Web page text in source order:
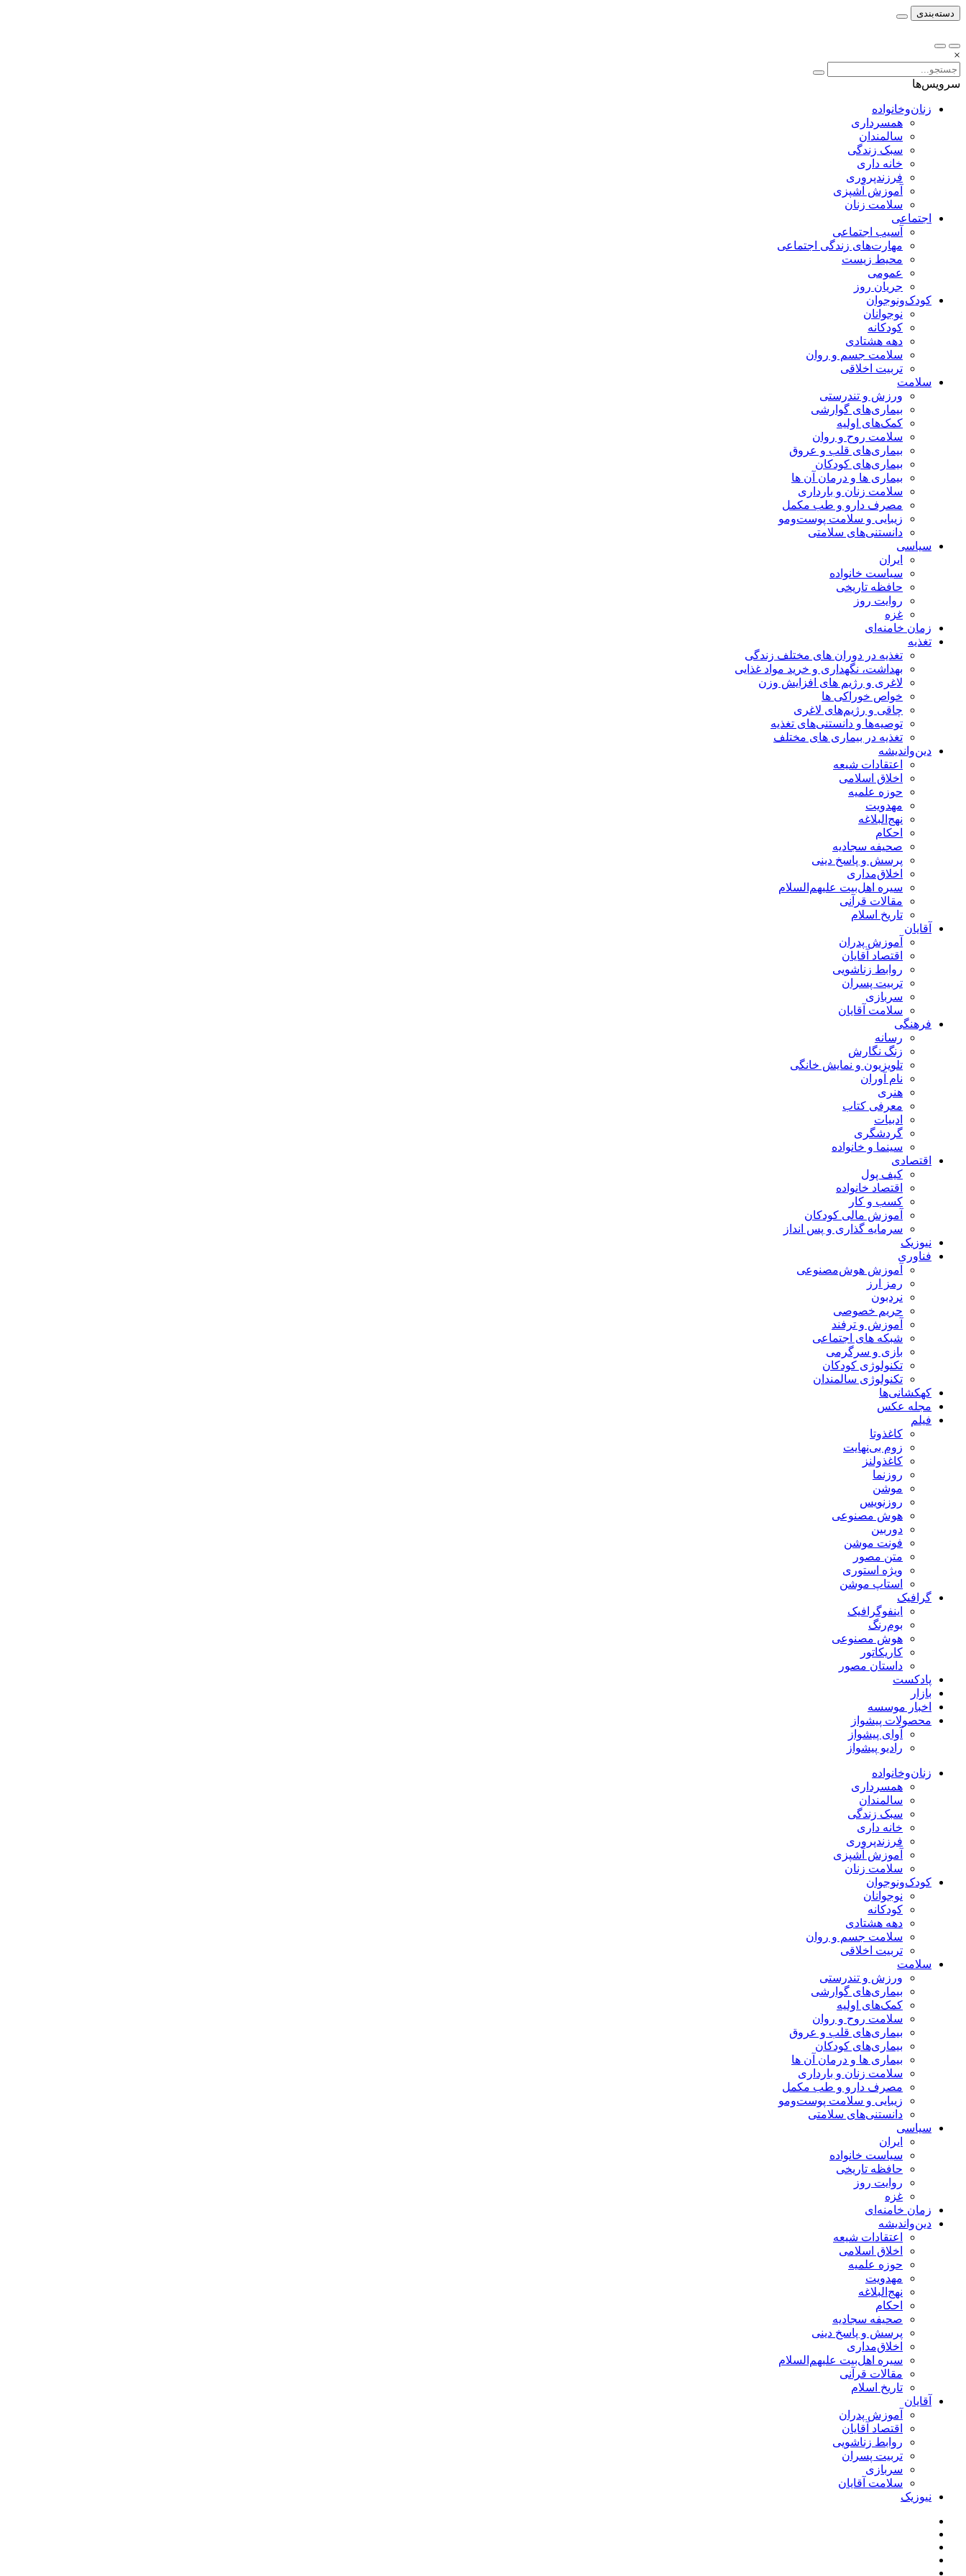
دسته‌بندی
×
سرویس‌ها
زنان‌وخانواده
همسرداری
سالمندان
سبک زندگی
خانه داری
فرزندپروری
آموزش آشپزی
سلامت زنان
اجتماعی
آسیب اجتماعی
مهارت‌های زندگی اجتماعی
محیط زیست
عمومی
جریان روز
کودک‌ونوجوان
نوجوانان
کودکانه
دهه هشتادی
سلامت جسم و روان
تربیت اخلاقی
سلامت
ورزش و تندرستی
بیماری‌های گوارشی
کمک‌های اولیه
سلامت روح و روان
بیماری‌های قلب و عروق
بیماری‌های کودکان
بیماری ها و درمان آن ها
سلامت زنان و بارداری
مصرف دارو و طب مکمل
زیبایی و سلامت پوست‌ومو
دانستنی‌های سلامتی
سیاسی
ایران
سیاست خانواده
حافظه تاریخی
روایت روز
غزه
زمان خامنه‌ای
تغذیه
تغذیه در دوران های مختلف زندگی
بهداشت، نگهداری و خرید مواد غذایی
لاغری و رژیم های افزایش وزن
خواص خوراكی ها
چاقی و رژیم‌های لاغری
توصیه‌ها و دانستنی‌های تغذیه
تغذیه در بیماری های مختلف
دین‌واندیشه
اعتقادات شیعه
اخلاق اسلامی
حوزه علمیه
مهدویت
نهج‌البلاغه
احکام
صحیفه سجادیه
پرسش و پاسخ دینی
اخلاق‌مداری
سیره اهل‌بیت علیهم‌السلام
مقالات قرآنی
تاریخ اسلام
آقایان
آموزش پدران
اقتصاد آقایان
روابط زناشویی
تربیت پسران
سربازی
سلامت آقایان
فرهنگی
رسانه
زنگ نگارش
تلویزیون و نمایش خانگی
نام آوران
هنری
معرفی کتاب
ادبیات
گردشگری
سینما و خانواده
اقتصادی
کیف پول
اقتصاد خانواده
کسب و کار
آموزش مالی کودکان
سرمایه گذاری و پس انداز
نیوزیک
فناوری
آموزش هوش‌مصنوعی
رمز ارز
نردبون
حریم خصوصی
آموزش و ترفند
شبکه های اجتماعی
بازی و سرگرمی
تکنولوژی کودکان
تکنولوژی سالمندان
کهکشانی‌ها
مجله عکس
فیلم
کاغذوتا
زوم بی‌نهایت
کاغذولنز
روزنما
موشن
روزنویس
هوش مصنوعی
دوربین
فونت موشن
متن مصور
ویژه استوری
استاپ موشن
گرافیک
اینفوگرافیک
بوم‌رنگ
هوش مصنوعی
کاریکاتور
داستان مصور
پادکست
بازار
اخبار موسسه
محصولات پیشواز
آوای پیشواز
رادیو پیشواز
زنان‌وخانواده
همسرداری
سالمندان
سبک زندگی
خانه داری
فرزندپروری
آموزش آشپزی
سلامت زنان
کودک‌ونوجوان
نوجوانان
کودکانه
دهه هشتادی
سلامت جسم و روان
تربیت اخلاقی
سلامت
ورزش و تندرستی
بیماری‌های گوارشی
کمک‌های اولیه
سلامت روح و روان
بیماری‌های قلب و عروق
بیماری‌های کودکان
بیماری ها و درمان آن ها
سلامت زنان و بارداری
مصرف دارو و طب مکمل
زیبایی و سلامت پوست‌ومو
دانستنی‌های سلامتی
سیاسی
ایران
سیاست خانواده
حافظه تاریخی
روایت روز
غزه
زمان خامنه‌ای
دین‌واندیشه
اعتقادات شیعه
اخلاق اسلامی
حوزه علمیه
مهدویت
نهج‌البلاغه
احکام
صحیفه سجادیه
پرسش و پاسخ دینی
اخلاق‌مداری
سیره اهل‌بیت علیهم‌السلام
مقالات قرآنی
تاریخ اسلام
آقایان
آموزش پدران
اقتصاد آقایان
روابط زناشویی
تربیت پسران
سربازی
سلامت آقایان
نیوزیک